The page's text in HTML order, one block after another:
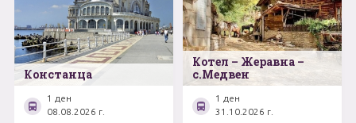
България
Египет
Сърбия
Румъния
Януари
Февруари
Април
Още
За нас
Общи условия
Полезна информация
Запитване
Контакти
Фирмени данни
Констанца
1 ден
08.08.2026 г.
Котел – Жеравна –
с.Медвен
1 ден
31.10.2026 г.